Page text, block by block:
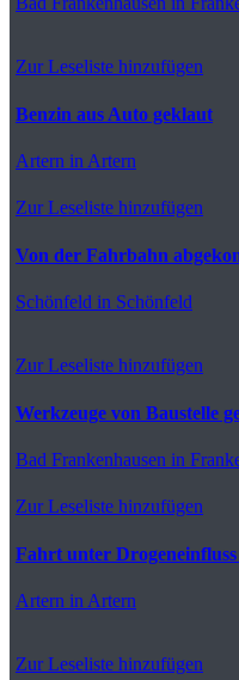
Zur Leseliste hinzufügen
Benzin aus Auto geklaut
Artern in Artern
Zur Leseliste hinzufügen
Von der Fahrbahn
Schönfeld in Schönfeld
Zur Leseliste hinzufügen
Werkzeuge von Baustelle
Bad Frankenhausen in
Zur Leseliste hinzufügen
Fahrt unter
Artern in Artern
Zur Leseliste hinzufügen